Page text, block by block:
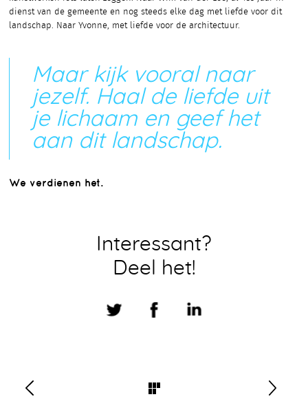
dienst van de gemeente en nog steeds elke dag met liefde voor dit
landschap. Naar Yvonne, met liefde voor de architectuur.
Maar kijk vooral naar
jezelf. Haal de liefde uit
je lichaam en geef het
aan dit landschap.
We verdienen het.
Interessant?
Deel het!